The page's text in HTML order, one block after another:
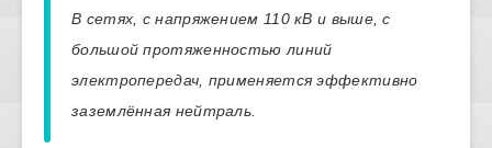
В сетях, с напряжением 110 кВ и выше, с
большой протяженностью линий
электропередач, применяется эффективно
заземлённая нейтраль.